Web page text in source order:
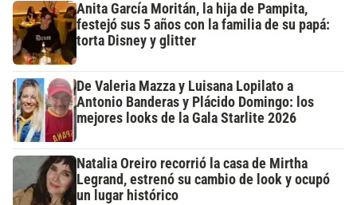
Anita García Moritán, la hija de Pampita,
festejó sus 5 años con la familia de su papá:
torta Disney y glitter
De Valeria Mazza y Luisana Lopilato a
Antonio Banderas y Plácido Domingo: los
mejores looks de la Gala Starlite 2026
Natalia Oreiro recorrió la casa de Mirtha
Legrand, estrenó su cambio de look y ocupó
un lugar histórico